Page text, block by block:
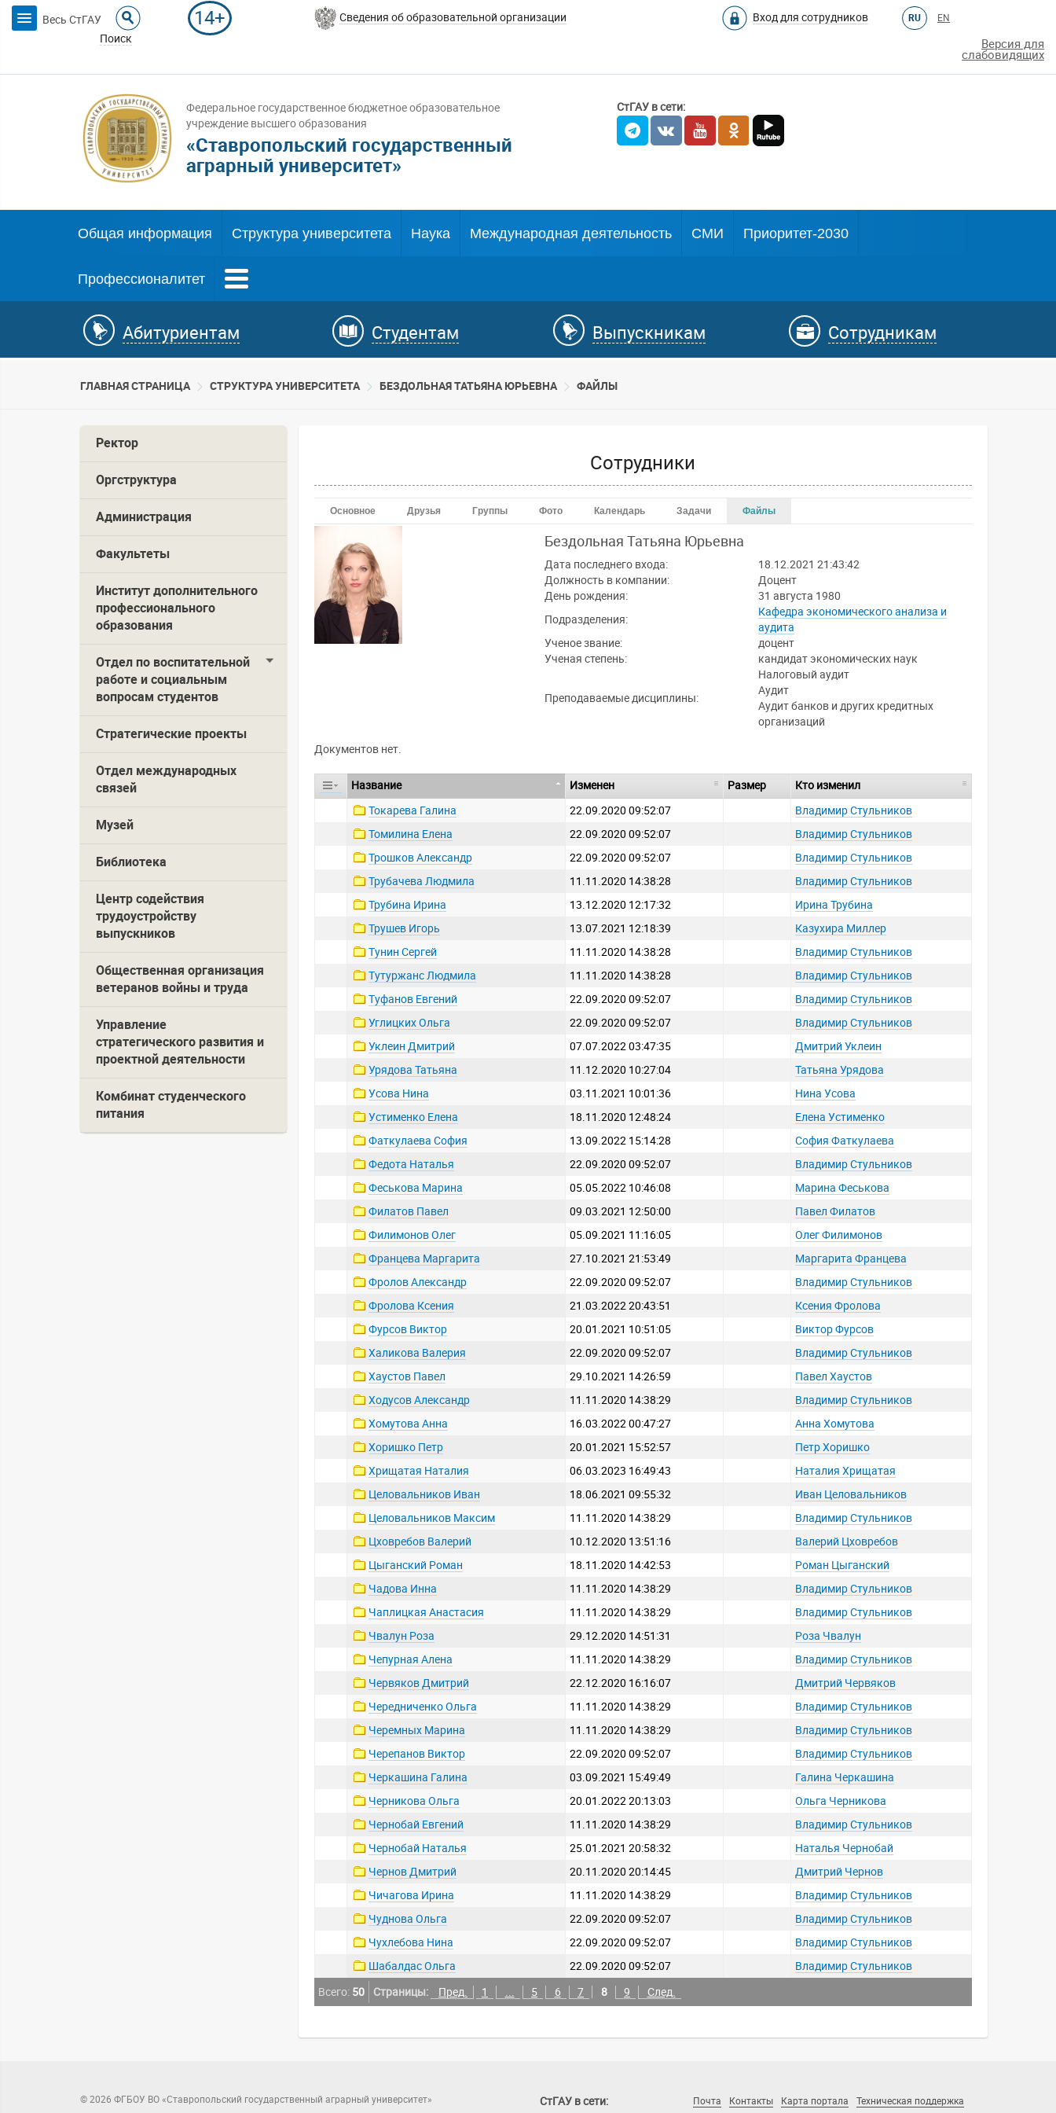
Весь СтГАУ
Поиск
14+ Сведения об образовательной организации Вход для сотрудников RU EN
Версия для
слабовидящих
Федеральное государственное бюджетное образовательное
учреждение высшего образования
«Ставропольский государственный
аграрный университет»
СтГАУ в сети:
Общая информация Структура университета Наука Международная деятельность СМИ Приоритет-2030
Профессионалитет
Абитуриентам Студентам Выпускникам Сотрудникам
ГЛАВНАЯ СТРАНИЦА CТРУКТУРА УНИВЕРСИТЕТА БЕЗДОЛЬНАЯ ТАТЬЯНА ЮРЬЕВНА ФАЙЛЫ
Ректор
Оргструктура
Администрация
Факультеты
Институт дополнительного
профессионального
образования
Отдел по воспитательной
работе и социальным
вопросам студентов
Стратегические проекты
Отдел международных
связей
Музей
Библиотека
Центр содействия
трудоустройству
выпускников
Общественная организация
ветеранов войны и труда
Управление
стратегического развития и
проектной деятельности
Комбинат студенческого
питания
Сотрудники
Основное Друзья Группы Фото Календарь Задачи Файлы
Бездольная Татьяна Юрьевна
Дата последнего входа:
18.12.2021 21:43:42
Должность в компании:
Доцент
День рождения:
31 августа 1980
Подразделения:
Кафедра экономического анализа и
аудита
Ученое звание:
доцент
Ученая степень:
кандидат экономических наук
Преподаваемые дисциплины:
Налоговый аудит
Аудит
Аудит банков и других кредитных
организаций
Документов нет.
Название Изменен Размер
Кто изменил
Токарева Галина
22.09.2020 09:52:07
Владимир Стульников
Томилина Елена
22.09.2020 09:52:07
Владимир Стульников
Трошков Александр
22.09.2020 09:52:07
Владимир Стульников
Трубачева Людмила
11.11.2020 14:38:28
Владимир Стульников
Трубина Ирина
13.12.2020 12:17:32
Ирина Трубина
Трушев Игорь
13.07.2021 12:18:39
Казухира Миллер
Тунин Сергей
11.11.2020 14:38:28
Владимир Стульников
Тутуржанс Людмила
11.11.2020 14:38:28
Владимир Стульников
Туфанов Евгений
22.09.2020 09:52:07
Владимир Стульников
Углицких Ольга
22.09.2020 09:52:07
Владимир Стульников
Уклеин Дмитрий
07.07.2022 03:47:35
Дмитрий Уклеин
Урядова Татьяна
11.12.2020 10:27:04
Татьяна Урядова
Усова Нина
03.11.2021 10:01:36
Нина Усова
Устименко Елена
18.11.2020 12:48:24
Елена Устименко
Фаткулаева София
13.09.2022 15:14:28
София Фаткулаева
Федота Наталья
22.09.2020 09:52:07
Владимир Стульников
Феськова Марина
05.05.2022 10:46:08
Марина Феськова
Филатов Павел
09.03.2021 12:50:00
Павел Филатов
Филимонов Олег
05.09.2021 11:16:05
Олег Филимонов
Францева Маргарита
27.10.2021 21:53:49
Маргарита Францева
Фролов Александр
22.09.2020 09:52:07
Владимир Стульников
Фролова Ксения
21.03.2022 20:43:51
Ксения Фролова
Фурсов Виктор
20.01.2021 10:51:05
Виктор Фурсов
Халикова Валерия
22.09.2020 09:52:07
Владимир Стульников
Хаустов Павел
29.10.2021 14:26:59
Павел Хаустов
Ходусов Александр
11.11.2020 14:38:29
Владимир Стульников
Хомутова Анна
16.03.2022 00:47:27
Анна Хомутова
Хоришко Петр
20.01.2021 15:52:57
Петр Хоришко
Хрищатая Наталия
06.03.2023 16:49:43
Наталия Хрищатая
Целовальников Иван
18.06.2021 09:55:32
Иван Целовальников
Целовальников Максим
11.11.2020 14:38:29
Владимир Стульников
Цховребов Валерий
10.12.2020 13:51:16
Валерий Цховребов
Цыганский Роман
18.11.2020 14:42:53
Роман Цыганский
Чадова Инна
11.11.2020 14:38:29
Владимир Стульников
Чаплицкая Анастасия
11.11.2020 14:38:29
Владимир Стульников
Чвалун Роза
29.12.2020 14:51:31
Роза Чвалун
Чепурная Алена
11.11.2020 14:38:29
Владимир Стульников
Червяков Дмитрий
22.12.2020 16:16:07
Дмитрий Червяков
Чередниченко Ольга
11.11.2020 14:38:29
Владимир Стульников
Черемных Марина
11.11.2020 14:38:29
Владимир Стульников
Черепанов Виктор
22.09.2020 09:52:07
Владимир Стульников
Черкашина Галина
03.09.2021 15:49:49
Галина Черкашина
Черникова Ольга
20.01.2022 20:13:03
Ольга Черникова
Чернобай Евгений
11.11.2020 14:38:29
Владимир Стульников
Чернобай Наталья
25.01.2021 20:58:32
Наталья Чернобай
Чернов Дмитрий
20.11.2020 20:14:45
Дмитрий Чернов
Чичагова Ирина
11.11.2020 14:38:29
Владимир Стульников
Чуднова Ольга
22.09.2020 09:52:07
Владимир Стульников
Чухлебова Нина
22.09.2020 09:52:07
Владимир Стульников
Шабалдас Ольга
22.09.2020 09:52:07 Владимир Стульников
Всего: 50 Страницы: Пред. 1 5 6 7 8 9 След.
© 2026 ФГБОУ ВО «Ставропольский государственный аграрный университет» СтГАУ в сети: Почта Контакты Карта портала Техническая поддержка